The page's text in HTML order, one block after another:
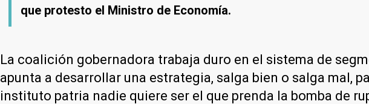
que protesto el Ministro de Economía.
La coalición gobernadora trabaja duro en el sistema de
apunta a desarrollar una estrategia, salga bien o salga mal,
instituto patria nadie quiere ser el que prenda la bomba de